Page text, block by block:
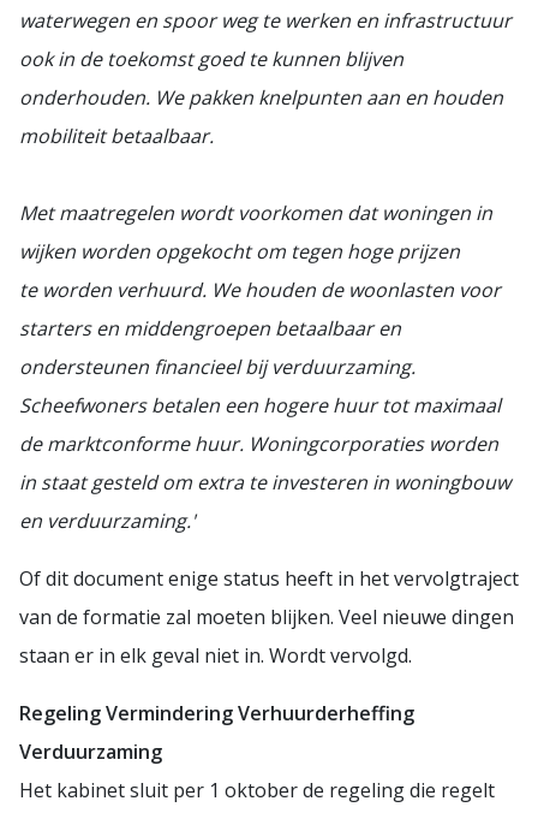
waterwegen en spoor weg te werken en infrastructuur
ook in de toekomst goed te kunnen blijven
onderhouden. We pakken knelpunten aan en houden
mobiliteit betaalbaar.
Met maatregelen wordt voorkomen dat woningen in
wijken worden opgekocht om tegen hoge prijzen
te worden verhuurd. We houden de woonlasten voor
starters en middengroepen betaalbaar en
ondersteunen financieel bij verduurzaming.
Scheefwoners betalen een hogere huur tot maximaal
de marktconforme huur. Woningcorporaties worden
in staat gesteld om extra te investeren in woningbouw
en verduurzaming.'
Of dit document enige status heeft in het vervolgtraject
van de formatie zal moeten blijken. Veel nieuwe dingen
staan er in elk geval niet in. Wordt vervolgd.
Regeling Vermindering Verhuurderheffing
Verduurzaming
Het kabinet sluit per 1 oktober de regeling die regelt